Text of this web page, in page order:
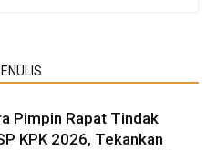
Pimpin Rapat Tindak
KPK 2026, Tekankan